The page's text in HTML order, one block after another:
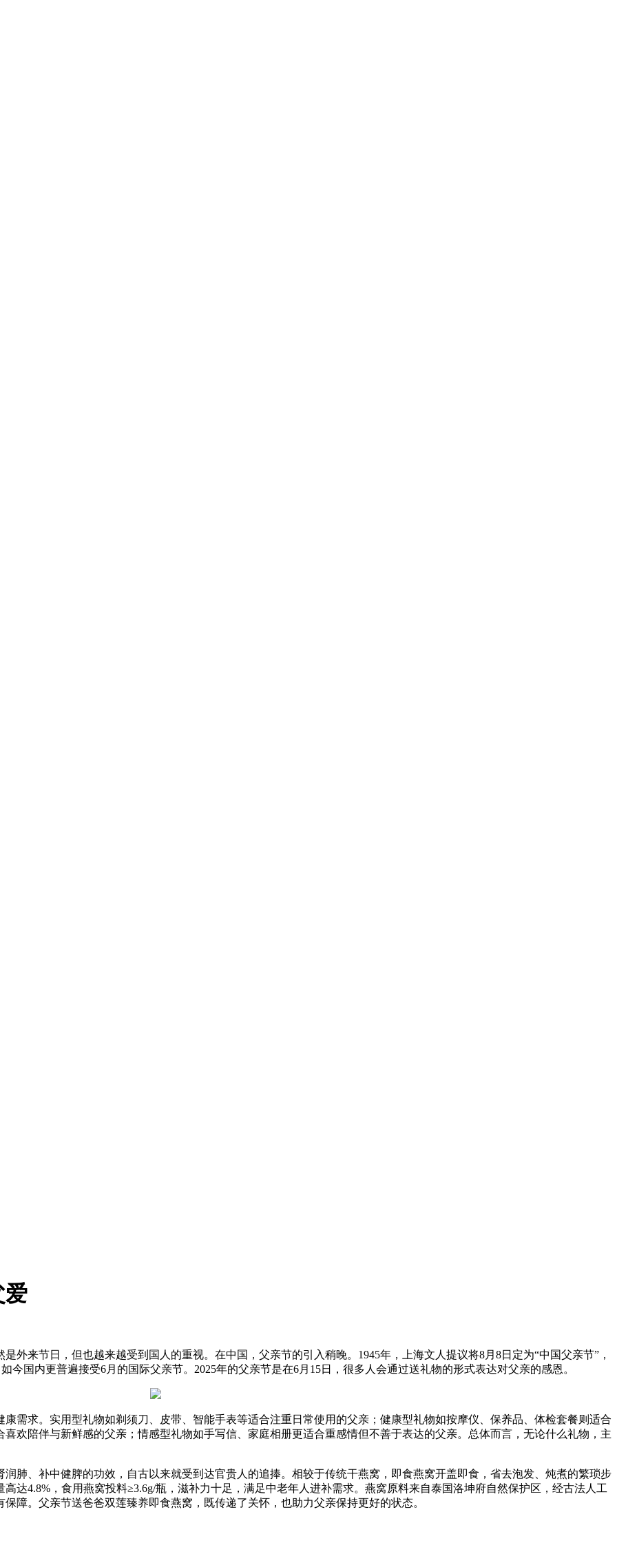
爱
外来节日，但也越来越受到国人的重视。在中国，父亲节的引入稍晚。1945年，上海文人提议将8月8日定为“中国父亲节”，
今国内更普遍接受6月的国际父亲节。2025年的父亲节是在6月15日，很多人会通过送礼物的形式表达对父亲的感恩。
需求。实用型礼物如剃须刀、皮带、智能手表等适合注重日常使用的父亲；健康型礼物如按摩仪、保养品、体检套餐则适合
欢陪伴与新鲜感的父亲；情感型礼物如手写信、家庭相册更适合重感情但不善于表达的父亲。总体而言，无论什么礼物，主
肺、补中健脾的功效，自古以来就受到达官贵人的追捧。相较于传统干燕窝，即食燕窝开盖即食，省去泡发、炖煮的繁琐步
达4.8%，食用燕窝投料≥3.6g/瓶，滋补力十足，满足中老年人进补需求。燕窝原料来自泰国洛坤府自然保护区，经古法人工
障。父亲节送爸爸双莲臻养即食燕窝，既传递了关怀，也助力父亲保持更好的状态。